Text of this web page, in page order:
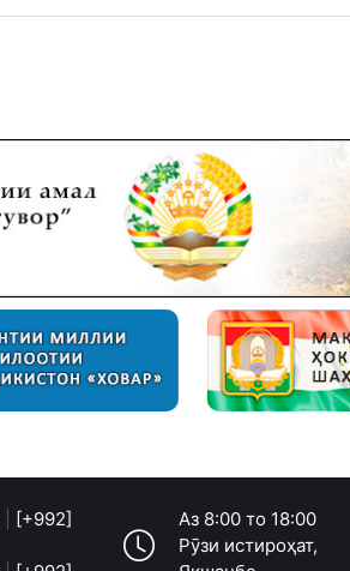
[+992]
Аз 8:00 то 18:00
Рӯзи истироҳат,